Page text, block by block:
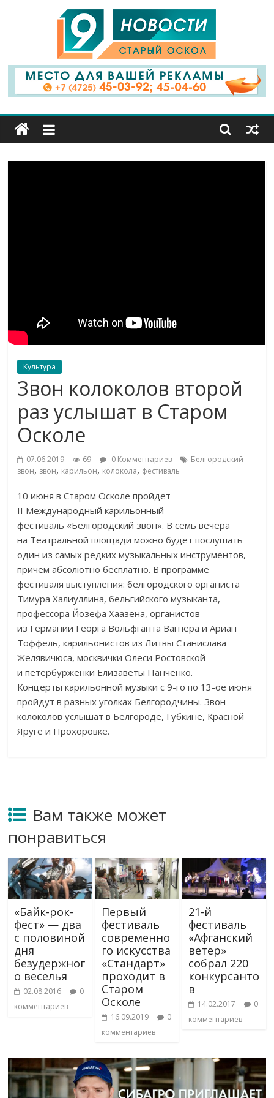
9
Канал
Старый
Культура
Звон колоколов второй
раз услышат в Старом
Осколе
07.06.2019 69 0 Комментариев
Белгородский
звон, звон, карильон, колокола, фестиваль
10 июня в Старом Осколе пройдет
II Международный карильонный
фестиваль «Белгородский звон». В семь вечера
на Театральной площади можно будет послушать
один из самых редких музыкальных инструментов,
причем абсолютно бесплатно. В программе
фестиваля выступления: белгородского органиста
Тимура Халиуллина, бельгийского музыканта,
профессора Йозефа Хаазена, органистов
из Германии Георга Вольфганта Вагнера и Ариан
Тоффель, карильонистов из Литвы Станислава
Желявичюса, москвички Олеси Ростовской
и петербурженки Елизаветы Панченко.
Концерты карильонной музыки с 9-го по 13-ое июня
пройдут в разных уголках Белгородчины. Звон
колоколов услышат в Белгороде, Губкине, Красной
Яруге и Прохоровке.
Вам также может
понравиться
«Байк-рок-
фест» — два
с половиной
дня
безудержног
о веселья
02.08.2016
0
комментариев
Первый
фестиваль
современно
го искусства
«Стандарт»
проходит в
Старом
Осколе
16.09.2019
0
комментариев
21-й
фестиваль
«Афганский
ветер»
собрал 220
конкурсанто
в
14.02.2017
0
комментариев